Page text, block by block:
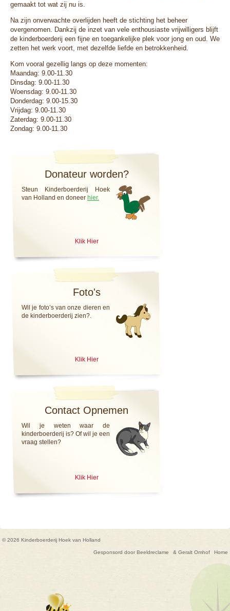
gemaakt tot wat zij nu is.
Na zijn onverwachte overlijden heeft de stichting het beheer
overgenomen. Dankzij de inzet van vele enthousiaste vrijwilligers blijft
de kinderboerderij een fijne en toegankelijke plek voor jong en oud. We
zetten het werk voort, met dezelfde liefde en betrokkenheid.
Kom vooral gezellig langs op deze momenten:
Maandag: 9.00-11.30
Dinsdag: 9.00-11.30
Woensdag: 9.00-11.30
Donderdag: 9.00-15.30
Vrijdag: 9.00-11.30
Zaterdag: 9.00-11.30
Zondag: 9.00-11.30
Donateur worden?
Steun Kinderboerderij Hoek
van Holland en doneer hier.
Klik Hier
Foto's
Wil je foto’s van onze dieren en
de kinderboerderij zien?.
Klik Hier
Contact Opnemen
Wil je weten waar de
kinderboerderij is? Of wil je een
vraag stellen?
Klik Hier
© 2026 Kinderboerderij Hoek van Holland
Home
& Geralt Omhof
Gesponsord door Beeldreclame